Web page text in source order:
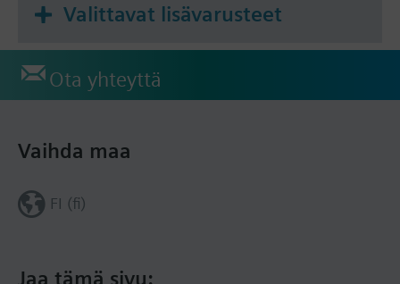
Valittavat lisävarusteet
Ota yhteyttä
Jaa tämä sivu:
Vaihda maa
FI (fi)